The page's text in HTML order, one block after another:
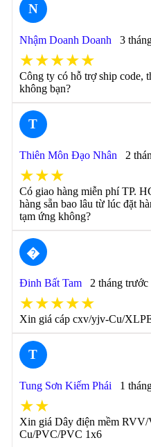
N
Nhậm Doanh Doanh 3
★★★★★
Công ty có hỗ trợ ship code,
không bạn?
T
Thiên Môn Đạo Nhân 2
★★★
Có giao hàng miễn phí TP.
hàng sẵn bao lâu từ lúc đặt
tạm ứng không?
�
Đinh Bất Tam 2 tháng trước
★★★★★
Xin giá cáp cxv/yjv-Cu/
T
Tung Sơn Kiếm Phái 1
★★
Xin giá Dây điện mềm
Cu/PVC/PVC 1x6